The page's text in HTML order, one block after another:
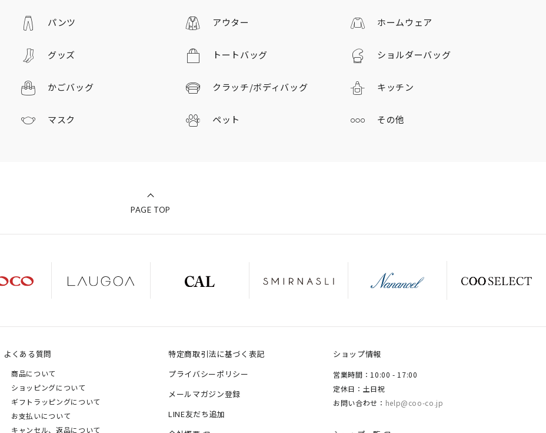
パンツ アウター ホームウェア
グッズ トートバッグ ショルダーバッグ
かごバッグ クラッチ/ボディバッグ キッチン
マスク ペット その他
PAGE TOP
よくある質問
商品について
ショッピングについて
ギフトラッピングについて
お支払いについて
キャンセル、返品について
特定商取引法に基づく表記
プライバシーポリシー
メールマガジン登録
LINE友だち追加
ショップ情報
営業時間：10:00 - 17:00
定休日：土日祝
お問い合わせ： help@coo-co.jp